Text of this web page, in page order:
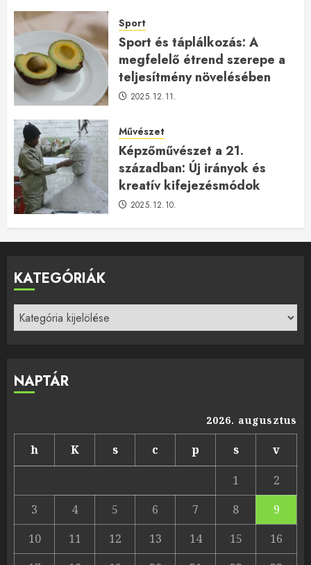
Sport
Sport és táplálkozás: A
megfelelő étrend szerepe a
teljesítmény növelésében
2025.12.11.
Művészet
Képzőművészet a 21.
században: Új irányok és
kreatív kifejezésmódok
2025.12.10.
KATEGÓRIÁK
Kategóriák
NAPTÁR
2026. augusztus
h K s c p s
v
1
2
3
4 5 6 7 8
9
10
11 12 13 14 15
16